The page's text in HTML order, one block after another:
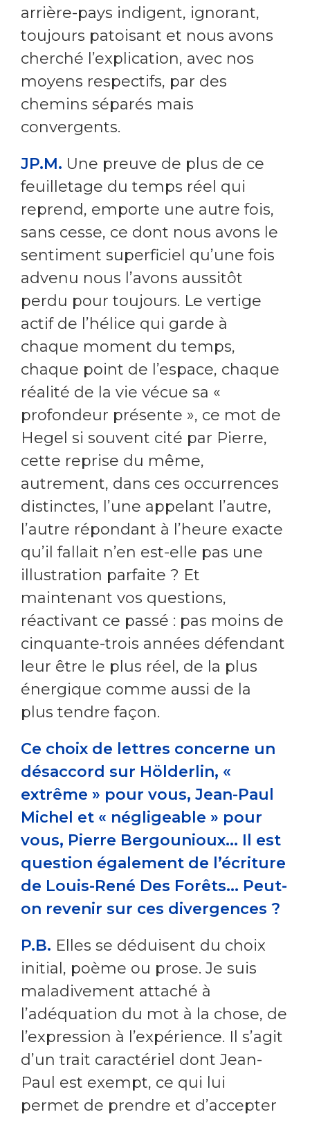
arrière-pays indigent, ignorant,
toujours patoisant et nous avons
cherché l’explication, avec nos
moyens respectifs, par des
chemins séparés mais
convergents.
JP.M. Une preuve de plus de ce
feuilletage du temps réel qui
reprend, emporte une autre fois,
sans cesse, ce dont nous avons le
sentiment superficiel qu’une fois
advenu nous l’avons aussitôt
perdu pour toujours. Le vertige
actif de l’hélice qui garde à
chaque moment du temps,
chaque point de l’espace, chaque
réalité de la vie vécue sa «
profondeur présente », ce mot de
Hegel si souvent cité par Pierre,
cette reprise du même,
autrement, dans ces occurrences
distinctes, l’une appelant l’autre,
l’autre répondant à l’heure exacte
qu’il fallait n’en est-elle pas une
illustration parfaite ? Et
maintenant vos questions,
réactivant ce passé : pas moins de
cinquante-trois années défendant
leur être le plus réel, de la plus
énergique comme aussi de la
plus tendre façon.
Ce choix de lettres concerne un
désaccord sur Hölderlin, «
extrême » pour vous, Jean-Paul
Michel et « négligeable » pour
vous, Pierre Bergounioux... Il est
question également de l’écriture
de Louis-René Des Forêts... Peut-
on revenir sur ces divergences ?
P.B. Elles se déduisent du choix
initial, poème ou prose. Je suis
maladivement attaché à
l’adéquation du mot à la chose, de
l’expression à l’expérience. Il s’agit
d’un trait caractériel dont Jean-
Paul est exempt, ce qui lui
permet de prendre et d’accepter